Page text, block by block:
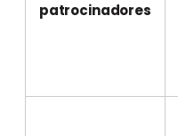
patrocinadores